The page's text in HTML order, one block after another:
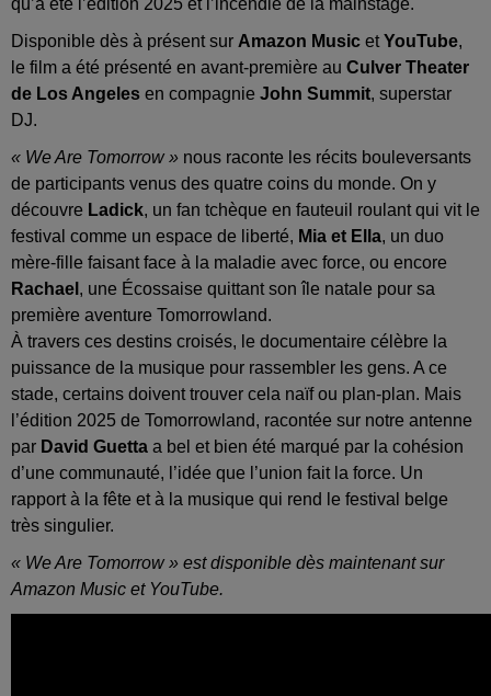
qu’a été l’édition 2025 et l’incendie de la mainstage.
Disponible dès à présent sur Amazon Music etYouTube,
le film a été présenté en avant-première au Culver Theater
de Los Angeles en compagnie John Summit, superstar
DJ.
« We Are Tomorrow » nous raconte les récits bouleversants
de participants venus des quatre coins du monde. On y
découvre Ladick, un fan tchèque en fauteuil roulant qui vit le
festival comme un espace de liberté, Mia et Ella, un duo
mère-fille faisant face à la maladie avec force, ou encore
Rachael , une Écossaise quittant son île natale pour sa
première aventure Tomorrowland.
À travers ces destins croisés, le documentaire célèbre la
puissance de la musique pour rassembler les gens. A ce
stade, certains doivent trouver cela naïf ou plan-plan. Mais
l’édition 2025 de Tomorrowland, racontée sur notre antenne
par David Guetta a bel et bien été marqué par la cohésion
d’une communauté, l’idée que l’union fait la force. Un
rapport à la fête et à la musique qui rend le festival belge
très singulier.
« We Are Tomorrow » est disponible dès maintenant sur
Amazon Music et YouTube.